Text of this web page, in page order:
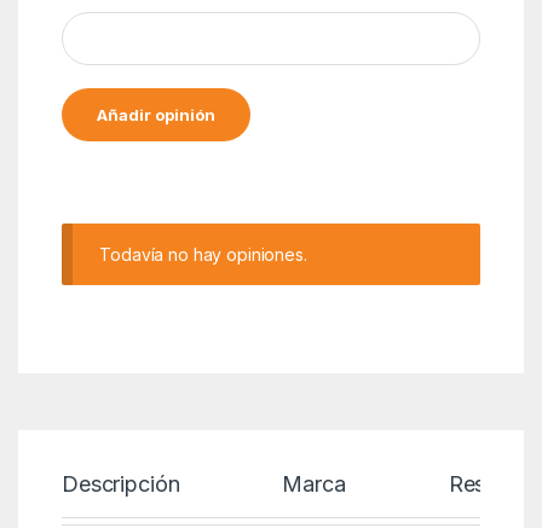
Todavía no hay opiniones.
Descripción Marca Reseñas